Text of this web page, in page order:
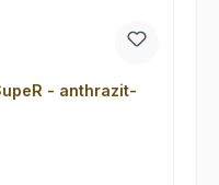
- anthrazit-